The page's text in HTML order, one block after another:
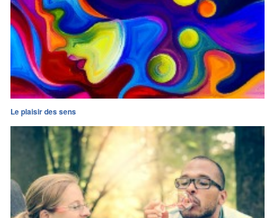
Le plaisir des sens